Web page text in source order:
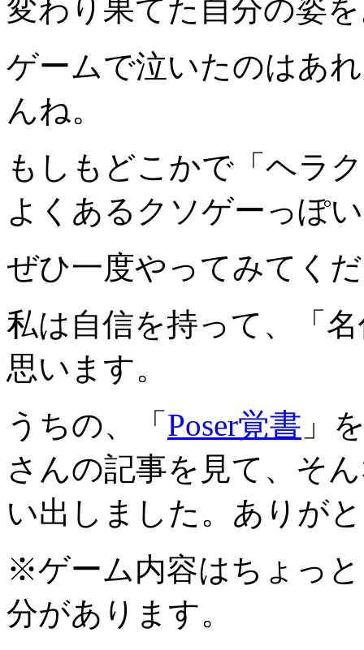
変わり果てた自分の姿
ゲームで泣いたのはあ
んね。
もしもどこかで「ヘラ
よくあるクソゲーっぽ
ぜひ一度やってみてく
私は自信を持って、「
思います。
うちの、「 Poser覚書 」
さんの記事を見て、そ
い出しました。ありが
※ゲーム内容はちょっ
分があります。